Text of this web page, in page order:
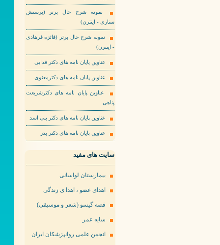
نمونه شرح حال برتر (پرستش
ستاری - اینترن)
نمونه شرح حال برتر (فائزه فرهادی
- اینترن)
عناوین پایان نامه های دکتر فدایی
عناوین پایان نامه های دکترمعنوی
عناوین پایان نامه های دکترشریعت
پناهی
عناوین پایان نامه های دکتر بنی اسد
عناوین پایان نامه های دکتر بدر
سایت های مفید
بیمارستان لواسانی
اهدای عضو ، اهدا ی زندگی
قصه گیسو (شعر و موسیقی)
سایه عمر
انجمن علمی روانپزشکان ایران